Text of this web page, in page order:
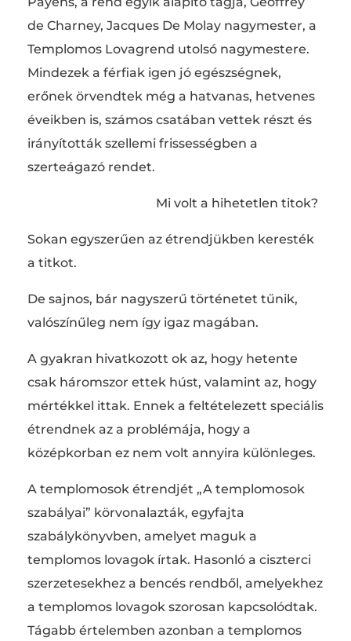
de Charney, Jacques De Molay nagymester, a
Templomos Lovagrend utolsó nagymestere.
Mindezek a férfiak igen jó egészségnek,
erőnek örvendtek még a hatvanas, hetvenes
éveikben is, számos csatában vettek részt és
irányították szellemi frissességben a
szerteágazó rendet.
Mi volt a hihetetlen titok?
Sokan egyszerűen az étrendjükben keresték
a titkot.
De sajnos, bár nagyszerű történetet tűnik,
valószínűleg nem így igaz magában.
A gyakran hivatkozott ok az, hogy hetente
csak háromszor ettek húst, valamint az, hogy
mértékkel ittak. Ennek a feltételezett speciális
étrendnek az a problémája, hogy a
középkorban ez nem volt annyira különleges.
A templomosok étrendjét „A templomosok
szabályai” körvonalazták, egyfajta
szabálykönyvben, amelyet maguk a
templomos lovagok írtak. Hasonló a ciszterci
szerzetesekhez a bencés rendből, amelyekhez
a templomos lovagok szorosan kapcsolódtak.
Tágabb értelemben azonban a templomos